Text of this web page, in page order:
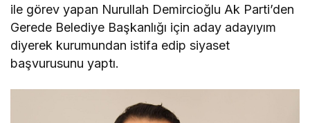
ile görev yapan Nurullah Demircioğlu Ak Parti’den
Gerede Belediye Başkanlığı için aday adayıyım
diyerek kurumundan istifa edip siyaset
başvurusunu yaptı.